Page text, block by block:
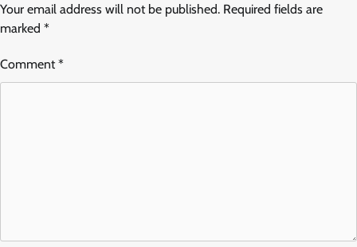
Your email address will not be published. Required fields are
marked *
Comment*